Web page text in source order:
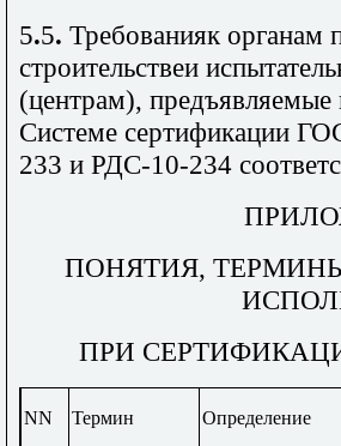
5.5. Требованияк органам
строительствеи
(центрам), предъявляемые
Системе сертифика­ции
233 и РДС-10-234
ПОНЯТИЯ,
ПРИ
NN
Термин Определение